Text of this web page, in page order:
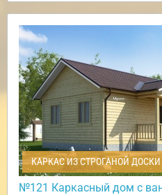
КАРКАС ИЗ СТРОГАНОЙ ДОСКИ
№121 Каркасный дом с